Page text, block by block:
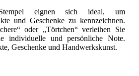
Stempel eignen sich ideal, um
und Geschenke zu kennzeichnen.
oder „Törtchen“ verleihen Sie
individuelle und persönliche Note.
Geschenke und Handwerkskunst.